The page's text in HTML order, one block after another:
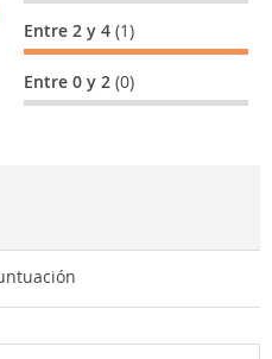
Entre 2 y 4(1)
Entre 0 y 2(0)